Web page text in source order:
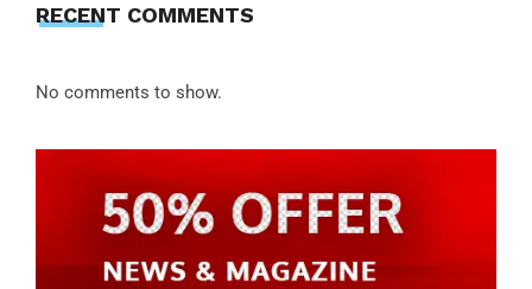
RECENT COMMENTS
No comments to show.